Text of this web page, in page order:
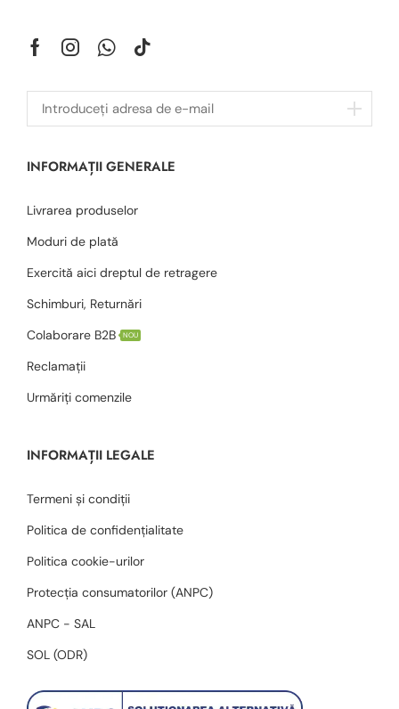
INFORMAȚII GENERALE
Livrarea produselor
Moduri de plată
Exercită aici dreptul de retragere
Schimburi, Returnări
Colaborare B2B
NOU
Reclamații
Urmăriți comenzile
INFORMAȚII LEGALE
Termeni și condiții
Politica de confidențialitate
Politica cookie-urilor
Protecția consumatorilor (ANPC)
ANPC - SAL
SOL (ODR)